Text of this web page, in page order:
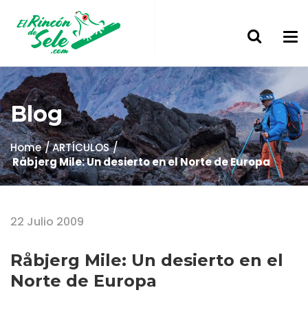
Blog
Home
ARTÍCULOS
Råbjerg Mile: Un desierto en el Norte de Europa
22 Julio 2009
Råbjerg Mile: Un desierto en el
Norte de Europa